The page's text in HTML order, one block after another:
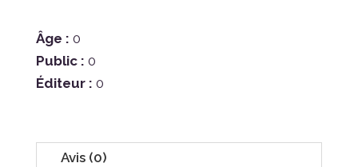
Âge : 0
Public : 0
Éditeur : 0
Avis (0)